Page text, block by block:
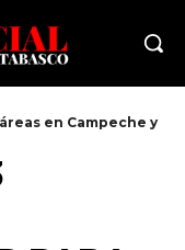
en Campeche y